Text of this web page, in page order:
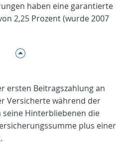
haben eine garantierte
2,25 Prozent (wurde 2007
ersten Beitragszahlung an
Versicherte während der
Hinterbliebenen die
plus einer